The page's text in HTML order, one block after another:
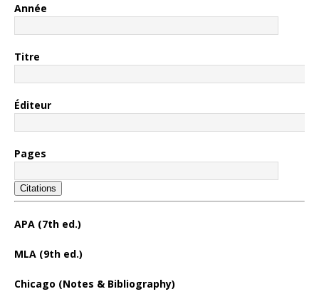
Année
Titre
Éditeur
Pages
Citations
APA (7th ed.)
MLA (9th ed.)
Chicago (Notes & Bibliography)